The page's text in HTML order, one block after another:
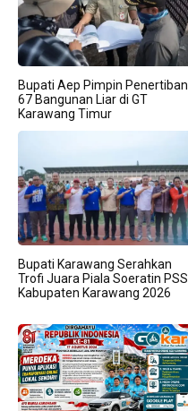
Bupati Aep Pimpin Penertiban
67 Bangunan Liar di GT
Karawang Timur
Bupati Karawang Serahkan
Trofi Juara Piala Soeratin PSSI
Kabupaten Karawang 2026